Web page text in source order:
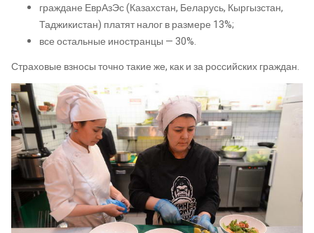
граждане ЕврАзЭс (Казахстан, Беларусь, Кыргызстан,
Таджикистан) платят налог в размере 13%;
все остальные иностранцы — 30%.
Страховые взносы точно такие же, как и за российских граждан.